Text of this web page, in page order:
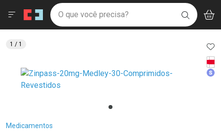
Drogaria São Paulo
Ir direto para a home
pela página
Ir direto para o conteúdo
Ir direto para a busca
Ir direto para a conta
Ir direto para a notificações
Ir direto para o carrinho
Ir direto para o menu
Faça a sua busca
O que você precisa? BUSCAR
Menu
Breadcrumb
Medicamentos
1 / 1